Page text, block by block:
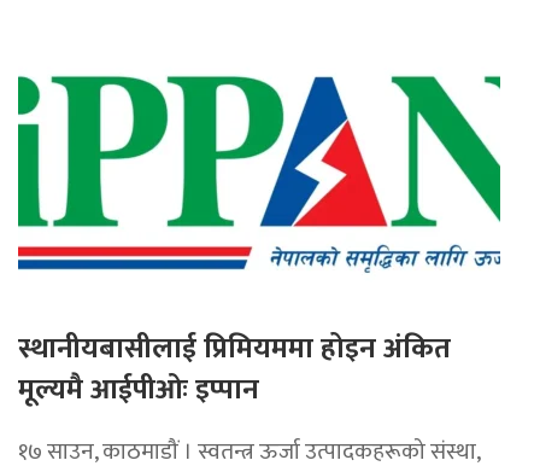
स्थानीयबासीलाई प्रिमियममा होइन अंकित
मूल्यमै आईपीओः इप्पान
१७ साउन, काठमाडौं । स्वतन्त्र ऊर्जा उत्पादकहरूको संस्था,